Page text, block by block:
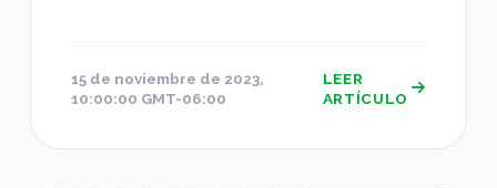
15 de noviembre de 2023,
10:00:00 GMT-06:00
LEER
ARTÍCULO